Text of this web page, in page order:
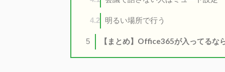
4.2 明るい場所で行う
5 【まとめ】Office365が入ってるな